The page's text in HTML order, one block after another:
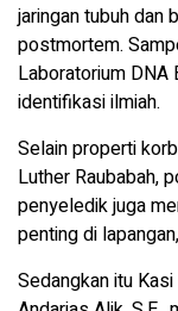
jaringan tubuh dan
postmortem.
Laboratorium
identifikasi ilmiah.
​Selain properti
Luther Raubabah,
penyeledik juga
penting di lapangan,
Sedangkan itu